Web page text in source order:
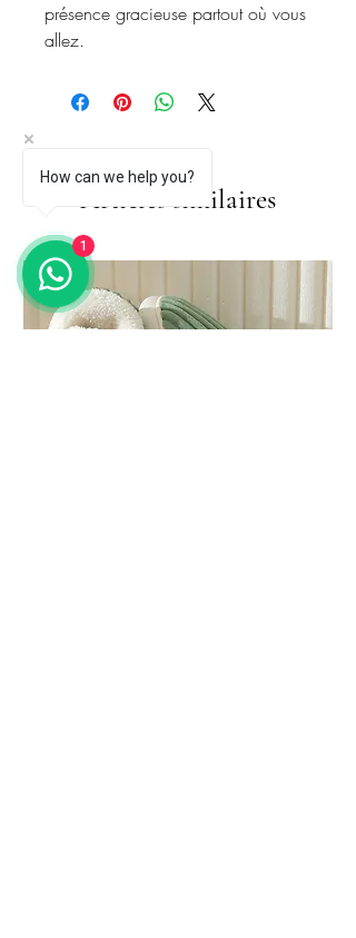
présence gracieuse partout où vous
allez.
Articles similaires
How can we help you?
1